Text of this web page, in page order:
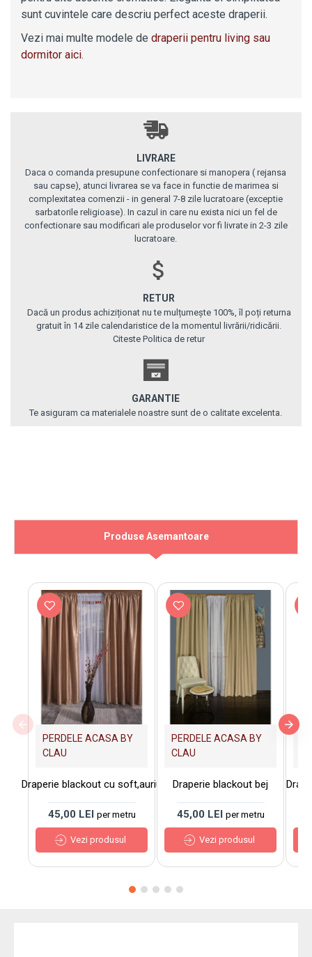
sunt cuvintele care descriu perfect aceste draperii.
Vezi mai multe modele de draperii pentru living sau
dormitor aici.
LIVRARE
Daca o comanda presupune confectionare si manopera ( rejansa
sau capse), atunci livrarea se va face in functie de marimea si
complexitatea comenzii - in general 7-8 zile lucratoare (exceptie
sarbatorile religioase). In cazul in care nu exista nici un fel de
confectionare sau modificari ale produselor vor fi livrate in 2-3 zile
lucratoare.
RETUR
Dacă un produs achiziționat nu te mulțumește 100%, îl poți returna
gratuit în 14 zile calendaristice de la momentul livrării/ridicării.
Citeste Politica de retur
GARANTIE
Te asiguram ca materialele noastre sunt de o calitate excelenta.
Produse Asemantoare
PERDELE ACASA BY
CLAU
Draperie blackout cu soft,auriu
45,00 LEI per metru
Vezi produsul
PERDELE ACASA BY
CLAU
Draperie blackout bej
45,00 LEI per metru
Vezi produsul